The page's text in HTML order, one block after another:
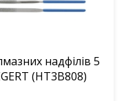
надфілів 5
шт. HOEGERT (HT3B808)